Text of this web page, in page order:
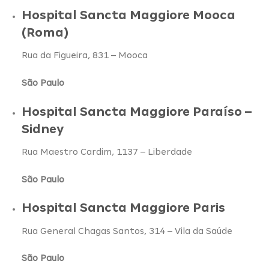
Hospital Sancta Maggiore Mooca
(Roma)
Rua da Figueira, 831 – Mooca
São Paulo
Hospital Sancta Maggiore Paraíso –
Sidney
Rua Maestro Cardim, 1137 – Liberdade
São Paulo
Hospital Sancta Maggiore Paris
Rua General Chagas Santos, 314 – Vila da Saúde
São Paulo